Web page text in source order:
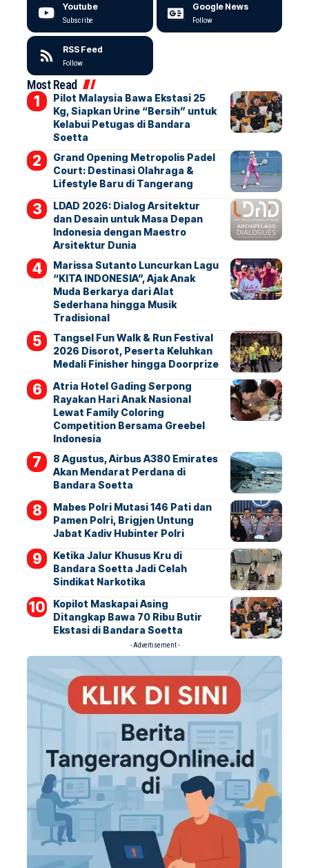
Youtube
Subscribe
Google News
Follow
RSS Feed
Follow
Most Read
Pilot Malaysia Bawa Ekstasi 25
Kg, Siapkan Urine “Bersih” untuk
Kelabui Petugas di Bandara
Soetta
Grand Opening Metropolis Padel
Court: Destinasi Olahraga &
Lifestyle Baru di Tangerang
LDAD 2026: Dialog Arsitektur
dan Desain untuk Masa Depan
Indonesia dengan Maestro
Arsitektur Dunia
Marissa Sutanto Luncurkan Lagu
“KITA INDONESIA”, Ajak Anak
Muda Berkarya dari Alat
Sederhana hingga Musik
Tradisional
Tangsel Fun Walk & Run Festival
2026 Disorot, Peserta Keluhkan
Medali Finisher hingga Doorprize
Atria Hotel Gading Serpong
Rayakan Hari Anak Nasional
Lewat Family Coloring
Competition Bersama Greebel
Indonesia
8 Agustus, Airbus A380 Emirates
Akan Mendarat Perdana di
Bandara Soetta
Mabes Polri Mutasi 146 Pati dan
Pamen Polri, Brigjen Untung
Jabat Kadiv Hubinter Polri
Ketika Jalur Khusus Kru di
Bandara Soetta Jadi Celah
Sindikat Narkotika
Kopilot Maskapai Asing
Ditangkap Bawa 70 Ribu Butir
Ekstasi di Bandara Soetta
- Advertisement -